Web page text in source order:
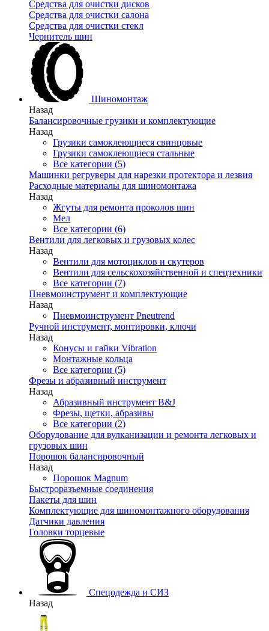
Средства для очистки дисков
Средства для очистки салона
Средства для очистки стекл
Чернитель шин
Шиномонтаж
Назад
Балансировочные грузики и комплектующие
Назад
Грузики самоклеющиеся свинцовые
Грузики самоклеющиеся стальные
Все категории (5)
Машинки регруверы для нарезки протектора и лезвия
Расходные материалы для шиномонтажа
Назад
Жгуты для ремонта проколов шин
Мел
Все категории (6)
Вентили для легковых и грузовых колес
Назад
Вентили для мотоциклов и скутеров
Вентили для сельскохозяйственной и спецтехники
Все категории (7)
Пневмоинструмент и комплектующие
Назад
Пневмоинструмент Pneutrend
Ручной инструмент, монтировки, ключи
Назад
Конусы и гайки Vibration
Монтажные кольца
Все категории (5)
Фрезы и абразивный инструмент
Назад
Абразивный инструмент B&J
Фрезы, щетки, абразивы
Все категории (2)
Оборудование для вулканизации и ремонта легковых и
грузовых шин
Порошок балансировочный
Назад
Порошок Magnum
Быстроразъемные соединения
Пакеты для шин
Комплектующие для шиномонтажного оборудования
Датчики давления
Головки торцевые
Спецодежда и СИЗ
Назад